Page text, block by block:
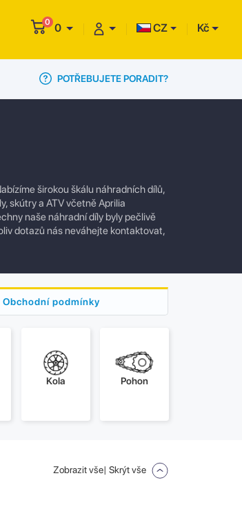
0 0 CZ Kč
POTŘEBUJETE PORADIT?
širokou škálu náhradních dílů,
skútry a ATV včetně Aprilia
naše náhradní díly byly pečlivě
dotazů nás neváhejte kontaktovat,
Obchodní podmínky
Kola Pohon
Zobrazit vše| Skrýt vše